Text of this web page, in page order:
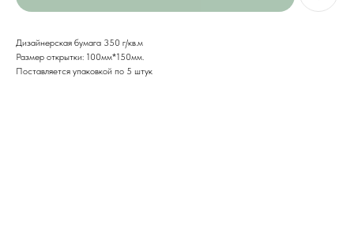
Дизайнерская бумага 350 г/кв.м
Размер открытки: 100мм*150мм.
Поставляется упаковкой по 5 штук